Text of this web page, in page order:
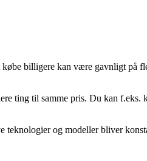
billigere kan være gavnligt på
til samme pris. Du kan f.eks.
og modeller bliver